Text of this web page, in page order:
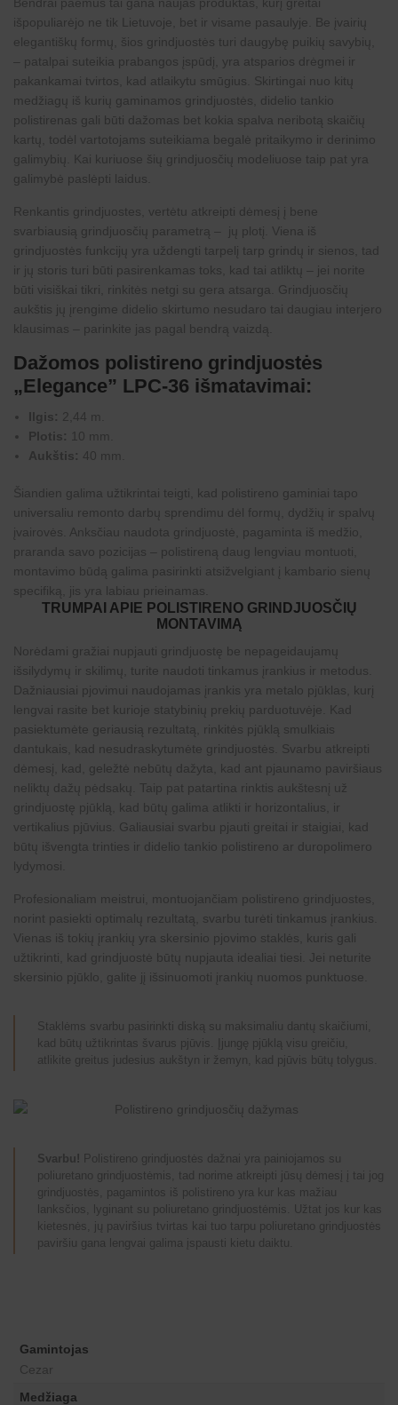
išpopuliarėjo ne tik Lietuvoje, bet ir visame pasaulyje. Be įvairių
elegantiškų formų, šios grindjuostės turi daugybę puikių savybių,
– patalpai suteikia prabangos įspūdį, yra atsparios drėgmei ir
pakankamai tvirtos, kad atlaikytu smūgius. Skirtingai nuo kitų
medžiagų iš kurių gaminamos grindjuostės, didelio tankio
polistirenas gali būti dažomas bet kokia spalva neribotą skaičių
kartų, todėl vartotojams suteikiama begalė pritaikymo ir derinimo
galimybių
. Kai kuriuose šių grindjuosčių modeliuose taip pat yra
galimybė paslėpti laidus.
Renkantis grindjuostes, vertėtu atkreipti dėmesį į bene
svarbiausią grindjuosčių parametrą – jų plotį. Viena iš
grindjuostės funkcijų yra uždengti tarpelį tarp grindų ir sienos, tad
ir jų storis turi būti pasirenkamas toks, kad tai atliktų – jei norite
būti visiškai tikri, rinkitės netgi su gera atsarga. Grindjuosčių
aukštis jų įrengime didelio skirtumo nesudaro tai daugiau interjero
klausimas – parinkite jas pagal bendrą vaizdą.
Dažomos polistireno grindjuostės
„Elegance” LPC-36 išmatavimai:
Ilgis: 2,44 m.
Plotis:
10 mm.
Aukštis: 40 mm.
Šiandien galima užtikrintai teigti, kad polistireno gaminiai tapo
universaliu remonto darbų sprendimu dėl formų, dydžių ir spalvų
įvairovės. Anksčiau naudota grindjuostė, pagaminta iš medžio,
praranda savo pozicijas – polistireną daug lengviau montuoti,
montavimo būdą galima pasirinkti atsižvelgiant į kambario sienų
specifiką, jis yra labiau prieinamas.
TRUMPAI APIE POLISTIRENO GRINDJUOSČIŲ
MONTAVIMĄ
Norėdami gražiai nupjauti grindjuostę be nepageidaujamų
išsilydymų ir skilimų, turite naudoti tinkamus įrankius ir metodus.
Dažniausiai pjovimui naudojamas įrankis yra metalo pjūklas, kurį
lengvai rasite bet kurioje statybinių prekių parduotuvėje. Kad
pasiektumėte geriausią rezultatą, rinkitės pjūklą smulkiais
dantukais, kad nesudraskytumėte grindjuostės. Svarbu atkreipti
dėmesį, kad, geležtė nebūtų dažyta, kad ant pjaunamo paviršiaus
neliktų dažų pėdsakų. Taip pat patartina rinktis aukštesnį už
grindjuostę pjūklą, kad būtų galima atlikti ir horizontalius, ir
vertikalius pjūvius. Galiausiai svarbu pjauti greitai ir staigiai, kad
būtų išvengta trinties ir didelio tankio polistireno ar duropolimero
lydymosi.
Profesionaliam meistrui, montuojančiam polistireno grindjuostes
norint pasiekti optimalų rezultatą, svarbu turėti tinkamus įrankius.
Vienas iš tokių įrankių yra skersinio pjovimo staklės, kuris gali
užtikrinti, kad grindjuostė būtų nupjauta idealiai tiesi. Jei neturite
skersinio pjūklo, galite jį išsinuomoti įrankių nuomos punktuose.
Staklėms svarbu pasirinkti diską su maksimaliu dantų skaičiumi,
kad būtų užtikrintas švarus pjūvis. Įjungę pjūklą visu greičiu,
atlikite greitus judesius aukštyn ir žemyn, kad pjūvis būtų tolygus.
Svarbu! Polistireno grindjuostės dažnai yra painiojamos su
poliuretano grindjuostėmis, tad norime atkreipti jūsų dėmesį į tai jog
grindjuostės, pagamintos iš polistireno yra kur kas mažiau
lanksčios, lyginant su poliuretano grindjuostėmis. Užtat jos kur kas
kietesnės, jų paviršius tvirtas kai tuo tarpu poliuretano grindjuostės
paviršiu gana lengvai galima įspausti kietu daiktu.
Gamintojas
Cezar
Medžiaga